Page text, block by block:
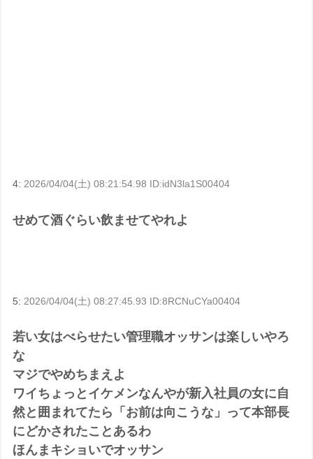
4:2026/04/04(土) 08:21:54.98 ID:idN3la1S00404
せめて酒ぐらい飲ませてやれよ
5: 2026/04/04(土) 08:27:45.93 ID:8RCNuCYa00404
若い女はべらせたい管理職オッサンは楽しいやろ
な
マジでやめちまえよ
ワイちょっとイケメンなんやが新入社員の女に自
然と囲まれてたら「お前は向こうな」って本部長
にどかされたことあるわ
ほんまキショいでオッサン